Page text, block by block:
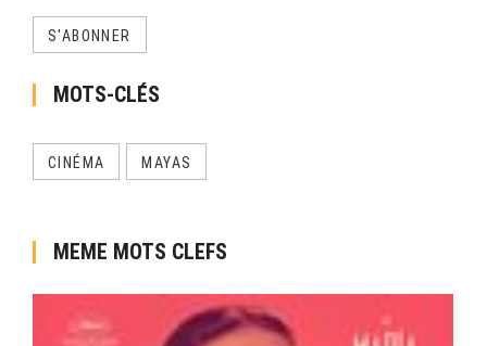
S'ABONNER
MOTS-CLÉS
CINÉMA MAYAS
MEME MOTS CLEFS